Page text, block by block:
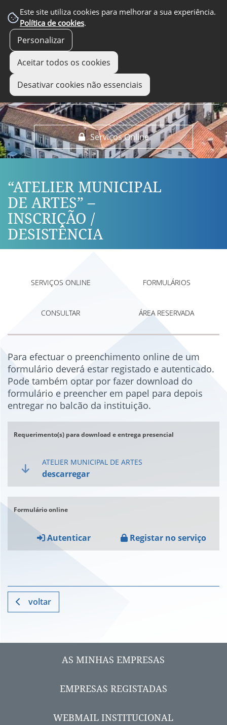
Este site utiliza cookies para melhorar a sua experiência.
Política de cookies.
Personalizar
Aceitar todos os cookies
Desativar cookies não essenciais
Serviços Online
EM DESTAQUE
“ATELIER MUNICIPAL
DE ARTES” –
INSCRIÇÃO /
DESISTÊNCIA
SERVIÇOS ONLINE FORMULÁRIOS
CONSULTAR ÁREA RESERVADA
Para efectuar o preenchimento online de um
formulário deverá estar registado e autenticado.
Pode também optar por fazer download do
formulário e preencher em papel para depois
entregar no balcão da instituição.
Requerimento(s) para download e entrega presencial
ATELIER MUNICIPAL DE ARTES
descarregar
Formulário online
Autenticar Registar no serviço
voltar
AS MINHAS EMPRESAS
EMPRESAS REGISTADAS
WEBMAIL INSTITUCIONAL